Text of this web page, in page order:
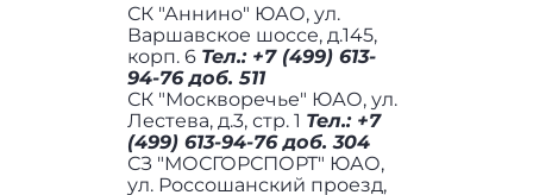
СК "Аннино" ЮАО, ул.
Варшавское шоссе, д.145,
корп. 6 Тел.: +7 (499) 613-
94-76 доб. 511
СК "Москворечье" ЮАО, ул.
Лестева, д.3, стр. 1 Тел.: +7
(499) 613-94-76 доб. 304
СЗ "МОСГОРСПОРТ" ЮАО,
ул. Россошанский проезд,